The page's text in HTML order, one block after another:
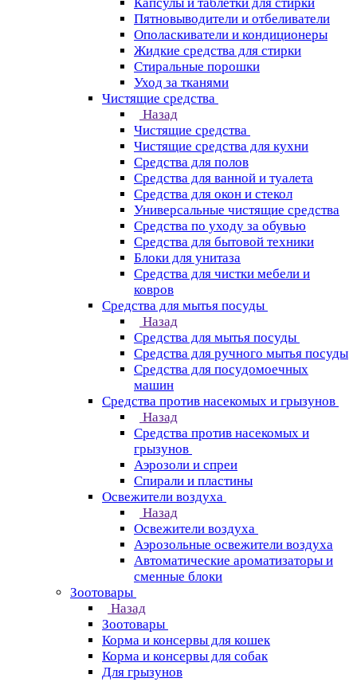
Пятновыводители и отбеливатели
Ополаскиватели и кондиционеры
Жидкие средства для стирки
Стиральные порошки
Уход за тканями
Чистящие средства
Назад
Чистящие средства
Чистящие средства для кухни
Средства для полов
Средства для ванной и туалета
Средства для окон и стекол
Универсальные чистящие средства
Средства по уходу за обувью
Средства для бытовой техники
Блоки для унитаза
Средства для чистки мебели и
ковров
Средства для мытья посуды
Назад
Средства для мытья посуды
Средства для ручного мытья посуды
Средства для посудомоечных
машин
Средства против насекомых и грызунов
Назад
Средства против насекомых и
грызунов
Аэрозоли и спреи
Спирали и пластины
Освежители воздуха
Назад
Освежители воздуха
Аэрозольные освежители воздуха
Автоматические ароматизаторы и
сменные блоки
Зоотовары
Назад
Зоотовары
Корма и консервы для кошек
Корма и консервы для собак
Для грызунов